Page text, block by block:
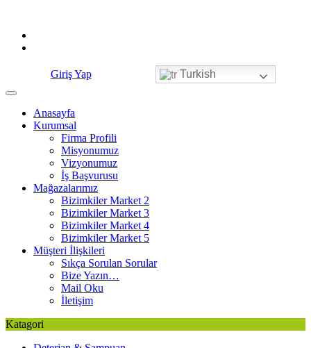
content
Giriş Yap Turkish
Anasayfa
Kurumsal
Firma Profili
Misyonumuz
Vizyonumuz
İş Başvurusu
Mağazalarımız
Bizimkiler Market 2
Bizimkiler Market 3
Bizimkiler Market 4
Bizimkiler Market 5
Müşteri İlişkileri
Sıkça Sorulan Sorular
Bize Yazın…
Mail Oku
İletişim
Katagori